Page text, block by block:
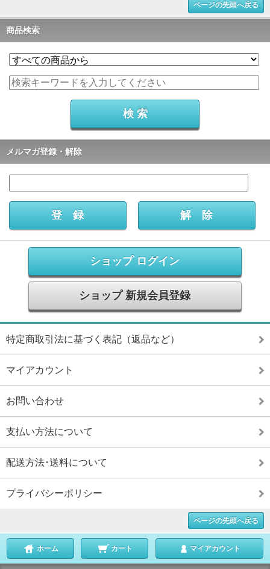
ページの先頭へ戻る
商品検索
メルマガ登録・解除
ショップ ログイン
ショップ 新規会員登録
特定商取引法に基づく表記（返品など）
マイアカウント
お問い合わせ
支払い方法について
配送方法･送料について
プライバシーポリシー
ページの先頭へ戻る
ホーム カート マイアカウント